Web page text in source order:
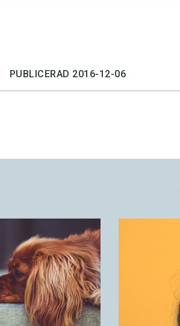
PUBLICERAD 2016-12-06